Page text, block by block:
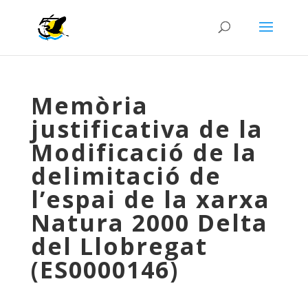
Memòria
justificativa de la
Modificació de la
delimitació de
l’espai de la xarxa
Natura 2000 Delta
del Llobregat
(ES0000146)